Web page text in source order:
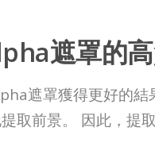
遮罩的
遮罩獲得更好的結
取前景。 因此，提